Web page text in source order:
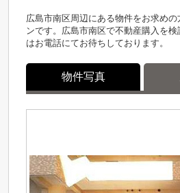
広島市南区周辺にある物件をお求め
ンです。広島市南区で不動産購入を
はお電話にてお待ちしております。
物件写真